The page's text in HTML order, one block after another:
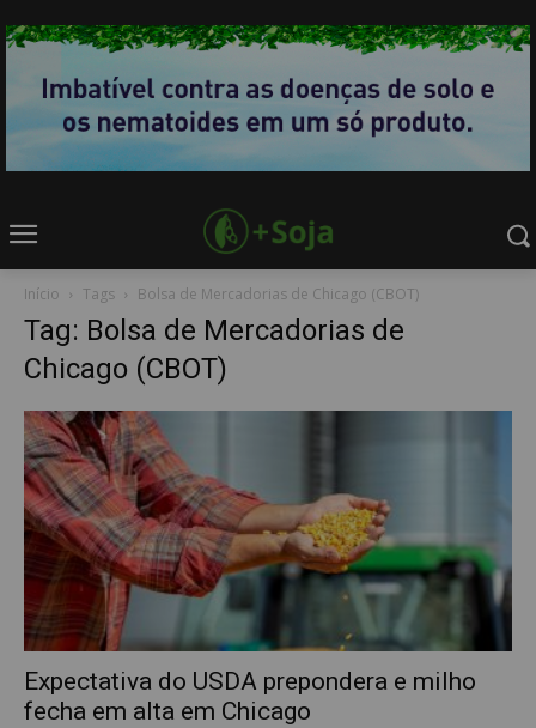
Início Tags Bolsa de Mercadorias de Chicago (CBOT)
Tag: Bolsa de Mercadorias de
Chicago (CBOT)
Expectativa do USDA prepondera e milho
fecha em alta em Chicago